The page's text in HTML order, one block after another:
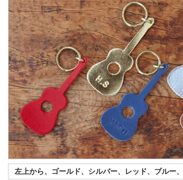
左上から、ゴールド、シルバー、レッド、ブルー